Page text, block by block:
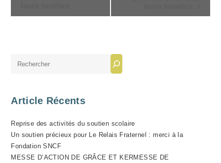
I
N
V
È
N
Article Récents
Reprise des activités du soutien scolaire
Un soutien précieux pour Le Relais Fraternel : merci à la
Fondation SNCF
MESSE D’ACTION DE GRÂCE ET KERMESSE DE